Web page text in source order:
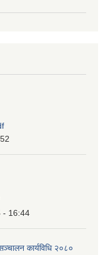
- 16:44
कार्यविधि २०८०